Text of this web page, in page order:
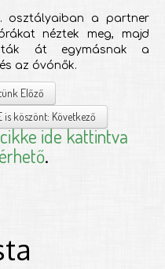
osztályaiban a partner
néztek meg, majd
át egymásnak a
az óvónők.
Előző
is köszönt: Következő
ide kattintva
.